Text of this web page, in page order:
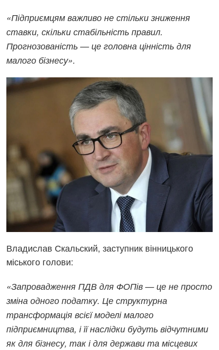
«Підприємцям важливо не стільки зниження
ставки, скільки стабільність правил.
Прогнозованість — це головна цінність для
малого бізнесу».
Владислав Скальский, заступник вінницького
міського голови:
«Запровадження ПДВ для ФОПів — це не просто
зміна одного податку. Це структурна
трансформація всієї моделі малого
підприємництва, і її наслідки будуть відчутними
як для бізнесу, так і для держави та місцевих